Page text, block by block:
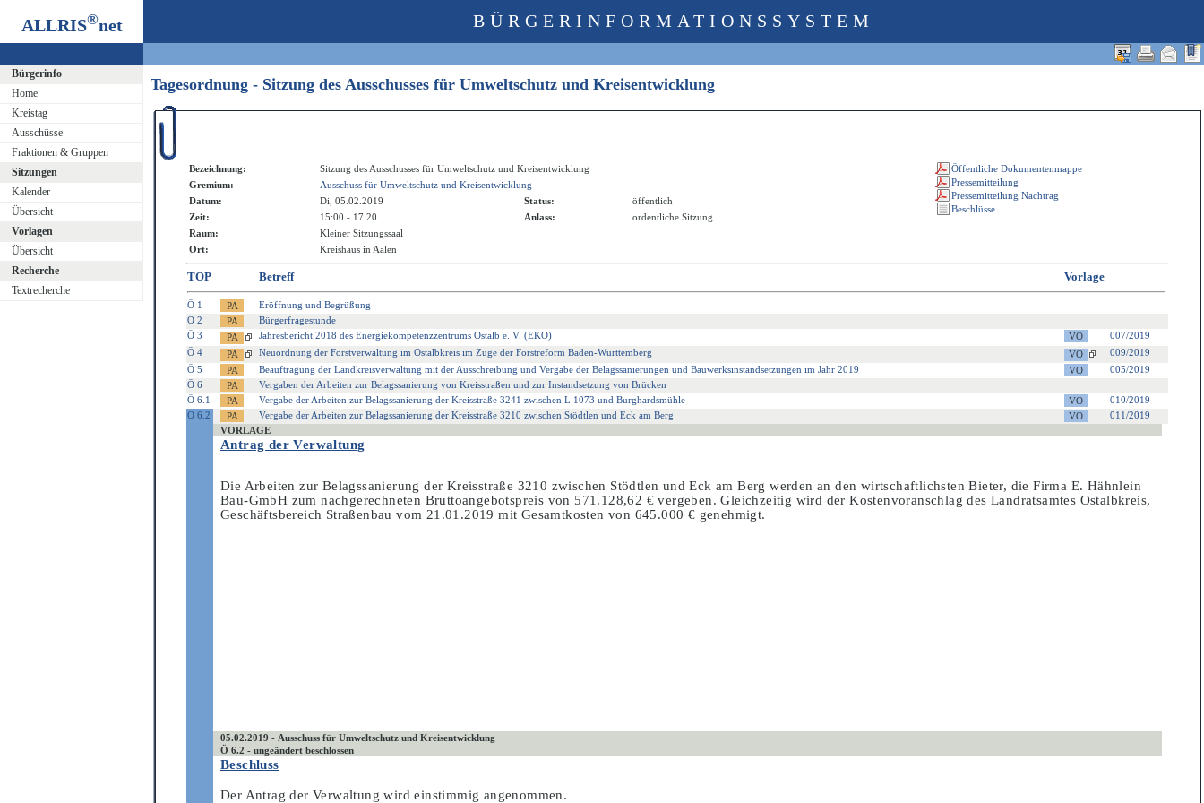
ALLRIS®net
Bürgerinfo
Home
Kreistag
Ausschüsse
Fraktionen & Gruppen
Sitzungen
Kalender
Übersicht
Vorlagen
Übersicht
Recherche
Textrecherche
BÜRGERINFORMATIONSSYSTEM
Tagesordnung - Sitzung des Ausschusses für Umweltschutz und Kreisentwicklung
Bezeichnung:
Sitzung des Ausschusses für Umweltschutz und Kreisentwicklung
Gremium:
Ausschuss für Umweltschutz und Kreisentwicklung
Datum:
Di, 05.02.2019 Status:
öffentlich
Zeit:
15:00 - 17:20 Anlass:
ordentliche Sitzung
Raum:
Kleiner Sitzungssaal
Ort:
Kreishaus in Aalen
TOP Betreff Vorlage
Ö 1
Eröffnung und Begrüßung
Ö 2
Bürgerfragestunde
Ö 3
Jahresbericht 2018 des Energiekompetenzzentrums Ostalb e. V. (EKO)
007/2019
Ö 4
Neuordnung der Forstverwaltung im Ostalbkreis im Zuge der Forstreform Baden-Württemberg
009/2019
Ö 5
Beauftragung der Landkreisverwaltung mit der Ausschreibung und Vergabe der Belagssanierungen und Bauwerksinstandsetzungen im Jahr 2019
005/2019
Ö 6
Vergaben der Arbeiten zur Belagssanierung von Kreisstraßen und zur Instandsetzung von Brücken
Ö 6.1
Vergabe der Arbeiten zur Belagssanierung der Kreisstraße 3241 zwischen L 1073 und Burghardsmühle
010/2019
Ö 6.2
Vergabe der Arbeiten zur Belagssanierung der Kreisstraße 3210 zwischen Stödtlen und Eck am Berg
011/2019
VORLAGE
Antrag der Verwaltung
Die Arbeiten zur Belagssanierung der Kreisstraße 3210 zwischen Stödtlen und Eck am Berg werden an den wirtschaftlichsten Bieter, die Firma E. Hähnlein
Bau-GmbH zum nachgerechneten Bruttoangebotspreis von 571.128,62 € vergeben. Gleichzeitig wird der Kostenvoranschlag des Landratsamtes Ostalbkreis,
Geschäftsbereich Straßenbau vom 21.01.2019 mit Gesamtkosten von 645.000 € genehmigt.
05.02.2019 - Ausschuss für Umweltschutz und Kreisentwicklung
Ö 6.2 - ungeändert beschlossen
Beschluss
Der Antrag der Verwaltung wird einstimmig angenommen.